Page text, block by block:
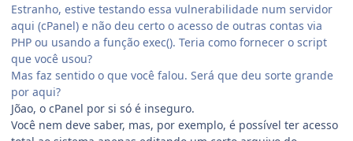
Estranho, estive testando essa vulnerabilidade num servidor
aqui (cPanel) e não deu certo o acesso de outras contas via
PHP ou usando a função exec(). Teria como fornecer o script
que você usou?
Mas faz sentido o que você falou. Será que deu sorte grande
por aqui?
Jõao, o cPanel por si só é inseguro.
Você nem deve saber, mas, por exemplo, é possível ter acesso